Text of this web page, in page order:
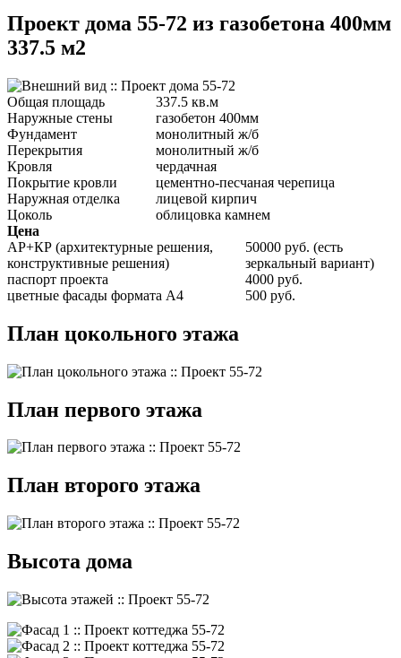
Проект дома 55-72 из газобетона 400мм
337.5 м2
Общая площадь
337.5 кв.м
Наружные стены
газобетон 400мм
Фундамент
монолитный ж/б
Перекрытия
монолитный ж/б
Кровля
чердачная
Покрытие кровли
цементно-песчаная черепица
Наружная отделка
лицевой кирпич
Цоколь
облицовка камнем
Цена
АР+КР (архитектурные решения,
конструктивные решения)
50000 руб. (есть
зеркальный вариант)
паспорт проекта
4000 руб.
цветные фасады формата А4
500 руб.
План цокольного этажа
План первого этажа
План второго этажа
Высота дома